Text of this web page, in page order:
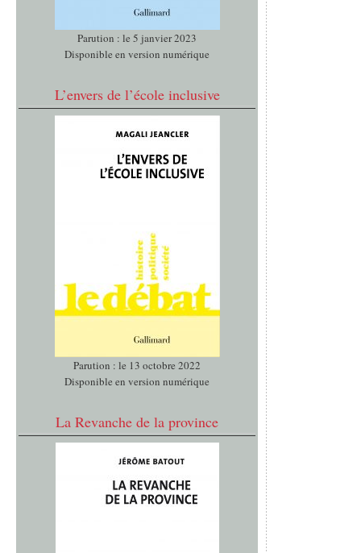
Parution : le 5 janvier 2023
Disponible en version numérique
L’envers de l’école inclusive
Parution : le 13 octobre 2022
Disponible en version numérique
La Revanche de la province